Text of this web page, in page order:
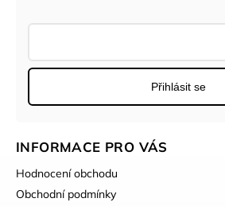
Přihlásit se
INFORMACE PRO VÁS
Hodnocení obchodu
Obchodní podmínky